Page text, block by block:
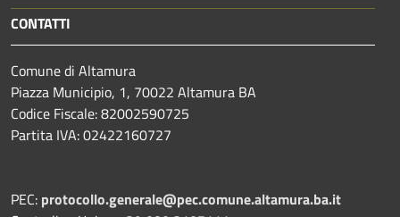
CONTATTI
Comune di Altamura
Piazza Municipio, 1, 70022 Altamura BA
Codice Fiscale: 82002590725
Partita IVA: 02422160727
PEC: protocollo.generale@pec.comune.altamura.ba.it